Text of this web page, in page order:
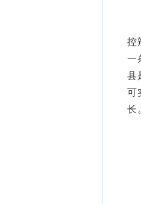
5
控
一
县
可
长